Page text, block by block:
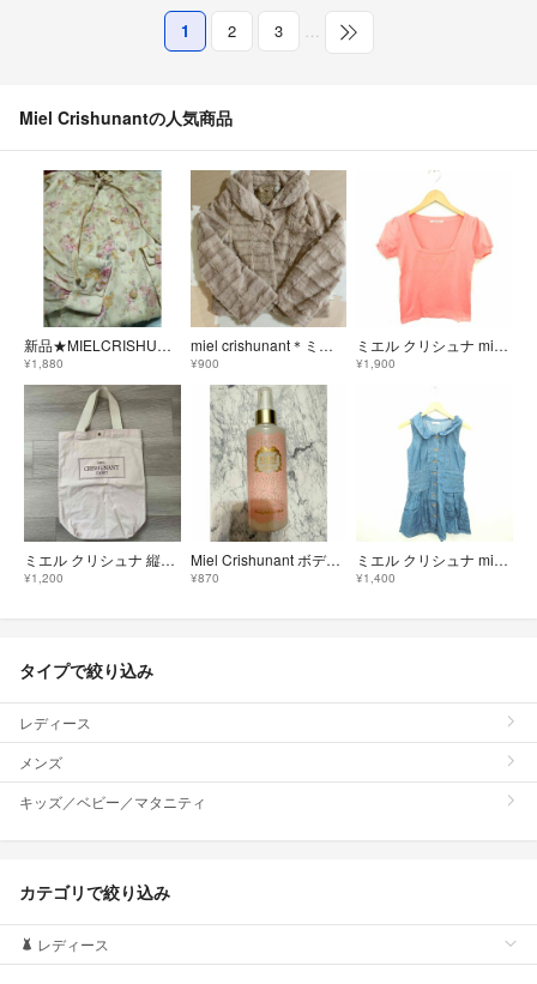
1 2 3 …
Miel Crishunantの人気商品
新品★MIELCRISHUNANT★絵画みたいなアンティークローズシャツブラウス
¥1,880
miel crishunant＊ミエル＊アウター＊新品
¥900
ミエル クリシュナ miel crishunant ニット セーター スクエアネ
¥1,900
ミエル クリシュナ 縦型 トートバッグ ハンドバッグ ノベルティー
¥1,200
Miel Crishunant ボディ&ヘアミスト
¥870
ミエル クリシュナ miel crishunant ワンピース シャツ ひざ丈
¥1,400
タイプで絞り込み
レディース
メンズ
キッズ／ベビー／マタニティ
カテゴリで絞り込み
レディース